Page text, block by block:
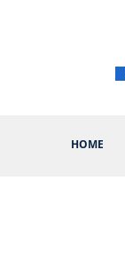
HOME